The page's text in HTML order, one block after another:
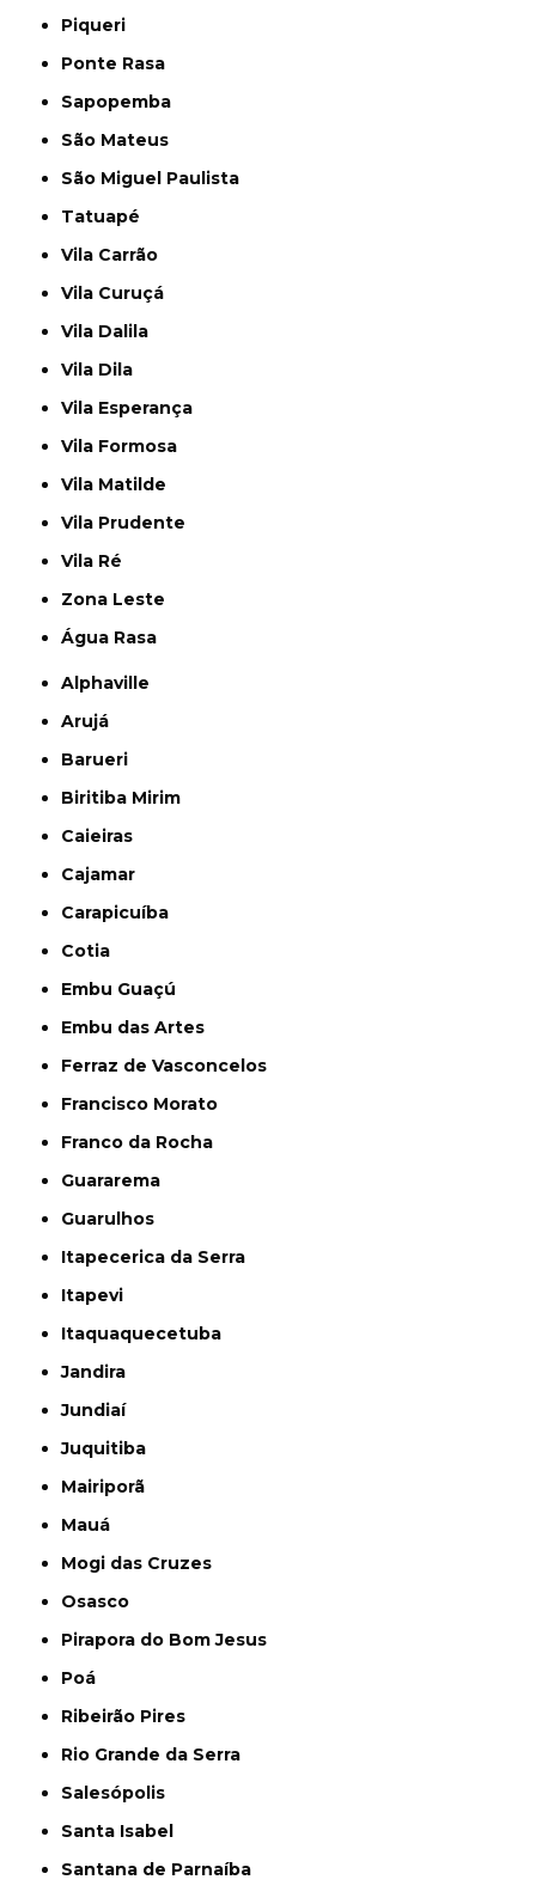
Piqueri
Ponte Rasa
Sapopemba
São Mateus
São Miguel Paulista
Tatuapé
Vila Carrão
Vila Curuçá
Vila Dalila
Vila Dila
Vila Esperança
Vila Formosa
Vila Matilde
Vila Prudente
Vila Ré
Zona Leste
Água Rasa
Alphaville
Arujá
Barueri
Biritiba Mirim
Caieiras
Cajamar
Carapicuíba
Cotia
Embu Guaçú
Embu das Artes
Ferraz de Vasconcelos
Francisco Morato
Franco da Rocha
Guararema
Guarulhos
Itapecerica da Serra
Itapevi
Itaquaquecetuba
Jandira
Jundiaí
Juquitiba
Mairiporã
Mauá
Mogi das Cruzes
Osasco
Pirapora do Bom Jesus
Poá
Ribeirão Pires
Rio Grande da Serra
Salesópolis
Santa Isabel
Santana de Parnaíba